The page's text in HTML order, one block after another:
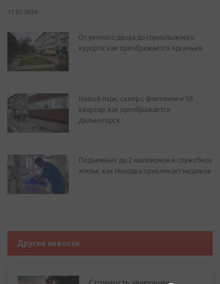
17.07.2026
От уютного двора до горнолыжного
курорта: как преображается Арсеньев
Новый парк, сквер с фонтаном и 50
квартир: как преображается
Дальнегорск
Подъемные до 2 миллионов и служебное
жилье: как Находка привлекает медиков
Другие новости
Стоимость эвакуации